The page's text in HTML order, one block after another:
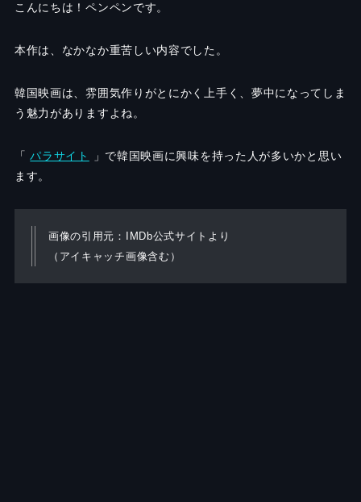
こんにちは！ペンペンです。
本作は、なかなか重苦しい内容でした。
韓国映画は、雰囲気作りがとにかく上手く、夢中になってしま
う魅力がありますよね。
「パラサイト
」で韓国映画に興味を持った人が多いかと思い
ます。
画像の引用元： IMDb公式サイト より
（アイキャッチ画像含む）